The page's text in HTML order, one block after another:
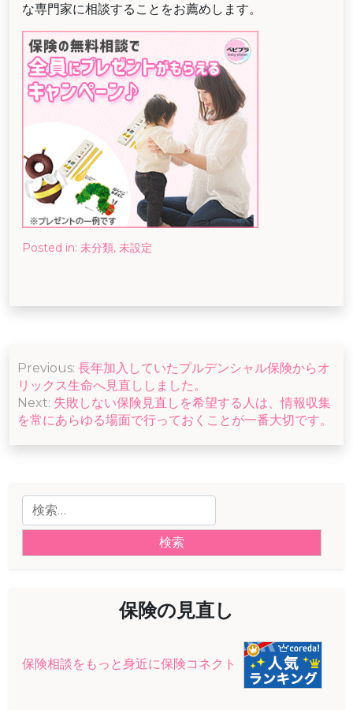
な専門家に相談することをお薦めします。
Posted in: 未分類, 未設定
投
稿
ナ
ビ
ョ
ン
Previous: 長年加入していたプルデンシャル保険からオ
リックス生命へ見直ししました。
Next: 失敗しない保険見直しを希望する人は、情報収集
を常にあらゆる場面で行っておくことが一番大切です。
検
索:
保険の見直し
保険相談をもっと身近に保険コネクト